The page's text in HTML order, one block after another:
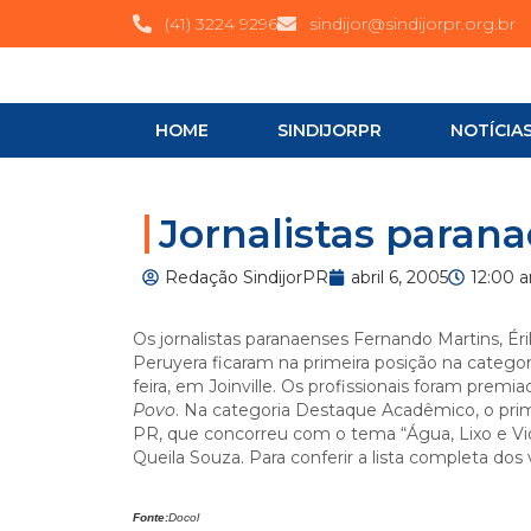
(41) 3224 9296 sindijor@sindijorpr.org.br
HOME SINDIJORPR
Jornalistas
Redação SindijorPR abril 6, 2005 12:00
Os jornalistas paranaenses Fernando Martins,
Peruyera ficaram na primeira posição na
feira, em Joinville. Os profissionais foram
Povo. Na categoria Destaque Acadêmico, o
PR, que concorreu com o tema “Água, Lixo e
Queila Souza. Para conferir a lista completa dos
Fonte:Docol